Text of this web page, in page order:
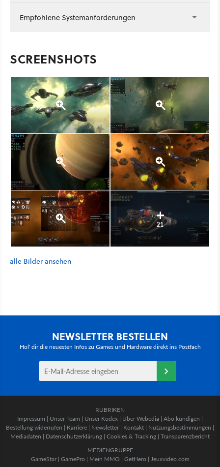
Empfohlene Systemanforderungen
SCREENSHOTS
21
alle Bilder ansehen
NEWSLETTER BESTELLEN
Hol' dir die neuesten Infos zu Games und Hardware direkt ins Postfach
RUBRIKEN
Impressum | Unser Team | Unser Kodex | Über Webedia | Abo kündigen |
Bestellung widerrufen | Karriere | Newsletter | Kontakt | Nutzungsbestimmungen |
Mediadaten | Datenschutzerklärung | Cookies & Tracking | Transparenzbericht
MEDIENGRUPPE
GameStar| GamePro | Mein MMO | GetHero | Jeuxvideo.com